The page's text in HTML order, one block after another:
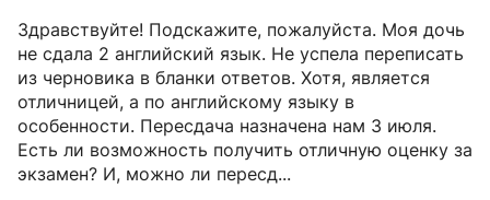
Здравствуйте! Подскажите, пожалуйста. Моя дочь
не сдала 2 английский язык. Не успела переписать
из черновика в бланки ответов. Хотя, является
отличницей, а по английскому языку в
особенности. Пересдача назначена нам 3 июля.
Есть ли возможность получить отличную оценку за
экзамен? И, можно ли пересд...